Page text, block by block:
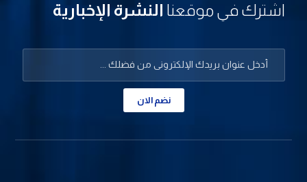
اشترك في موقعنا النشرة الإخبارية
نضم الان